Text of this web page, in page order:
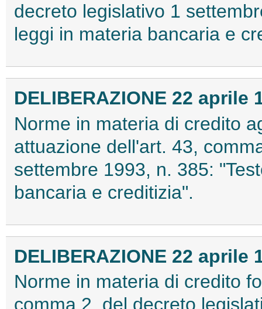
decreto legislativo 1
leggi in materia bancaria e
DELIBERAZIONE 22 aprile
Norme in materia di credito
attuazione dell'art. 43,
settembre 1993, n. 385:
bancaria e creditizia".
DELIBERAZIONE 22 aprile
Norme in materia di credito
comma 2, del decreto